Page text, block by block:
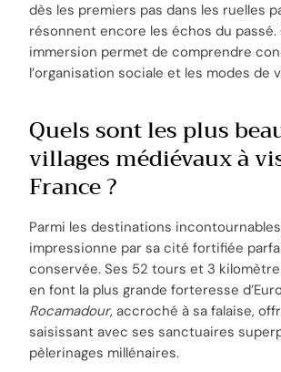
dès les premiers pas dans les ruelles
résonnent encore les échos du
immersion permet de comprendre
l’organisation sociale et les modes de
Quels sont les plus
villages médiévaux à
France ?
Parmi les destinations
impressionne par sa cité fortifiée
conservée. Ses 52 tours et 3
en font la plus grande forteresse
Rocamadour, accroché à sa falaise,
saisissant avec ses sanctuaires
pèlerinages millénaires.